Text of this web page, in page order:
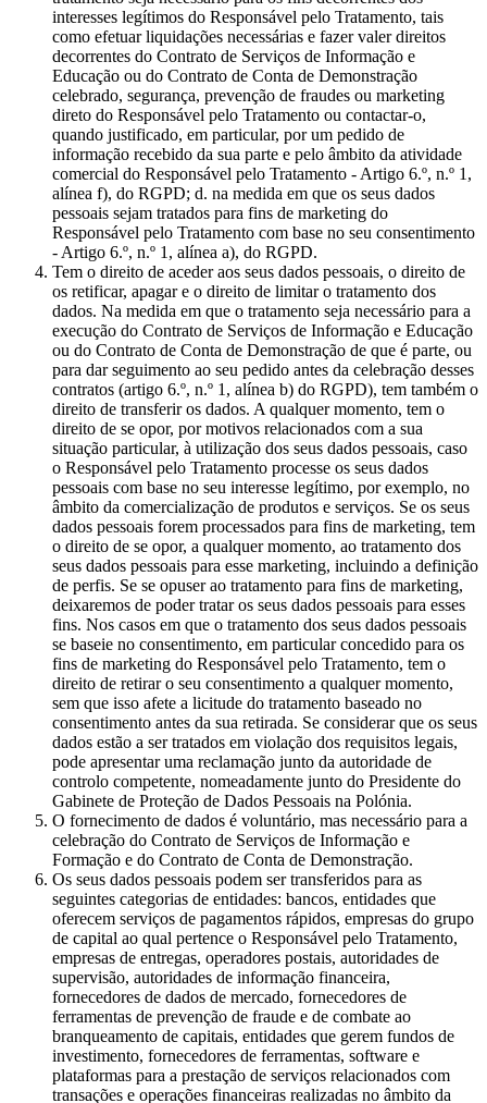
interesses legítimos do Responsável pelo Tratamento, tais
como efetuar liquidações necessárias e fazer valer direitos
decorrentes do Contrato de Serviços de Informação e
Educação ou do Contrato de Conta de Demonstração
celebrado, segurança, prevenção de fraudes ou marketing
direto do Responsável pelo Tratamento ou contactar-o,
quando justificado, em particular, por um pedido de
informação recebido da sua parte e pelo âmbito da atividade
comercial do Responsável pelo Tratamento - Artigo 6.º, n.º 1,
alínea f), do RGPD; d. na medida em que os seus dados
pessoais sejam tratados para fins de marketing do
Responsável pelo Tratamento com base no seu consentimento
- Artigo 6.º, n.º 1, alínea a), do RGPD.
Tem o direito de aceder aos seus dados pessoais, o direito de
os retificar, apagar e o direito de limitar o tratamento dos
dados. Na medida em que o tratamento seja necessário para a
execução do Contrato de Serviços de Informação e Educação
ou do Contrato de Conta de Demonstração de que é parte, ou
para dar seguimento ao seu pedido antes da celebração desses
contratos (artigo 6.º, n.º 1, alínea b) do RGPD), tem também o
direito de transferir os dados. A qualquer momento, tem o
direito de se opor, por motivos relacionados com a sua
situação particular, à utilização dos seus dados pessoais, caso
o Responsável pelo Tratamento processe os seus dados
pessoais com base no seu interesse legítimo, por exemplo, no
âmbito da comercialização de produtos e serviços. Se os seus
dados pessoais forem processados para fins de marketing, tem
o direito de se opor, a qualquer momento, ao tratamento dos
seus dados pessoais para esse marketing, incluindo a definição
de perfis. Se se opuser ao tratamento para fins de marketing,
deixaremos de poder tratar os seus dados pessoais para esses
fins. Nos casos em que o tratamento dos seus dados pessoais
se baseie no consentimento, em particular concedido para os
fins de marketing do Responsável pelo Tratamento, tem o
direito de retirar o seu consentimento a qualquer momento,
sem que isso afete a licitude do tratamento baseado no
consentimento antes da sua retirada. Se considerar que os seus
dados estão a ser tratados em violação dos requisitos legais,
pode apresentar uma reclamação junto da autoridade de
controlo competente, nomeadamente junto do Presidente do
Gabinete de Proteção de Dados Pessoais na Polónia.
O fornecimento de dados é voluntário, mas necessário para a
celebração do Contrato de Serviços de Informação e
Formação e do Contrato de Conta de Demonstração.
Os seus dados pessoais podem ser transferidos para as
seguintes categorias de entidades: bancos, entidades que
oferecem serviços de pagamentos rápidos, empresas do grupo
de capital ao qual pertence o Responsável pelo Tratamento,
empresas de entregas, operadores postais, autoridades de
supervisão, autoridades de informação financeira,
fornecedores de dados de mercado, fornecedores de
ferramentas de prevenção de fraude e de combate ao
branqueamento de capitais, entidades que gerem fundos de
investimento, fornecedores de ferramentas, software e
plataformas para a prestação de serviços relacionados com
transações e operações financeiras realizadas no âmbito da